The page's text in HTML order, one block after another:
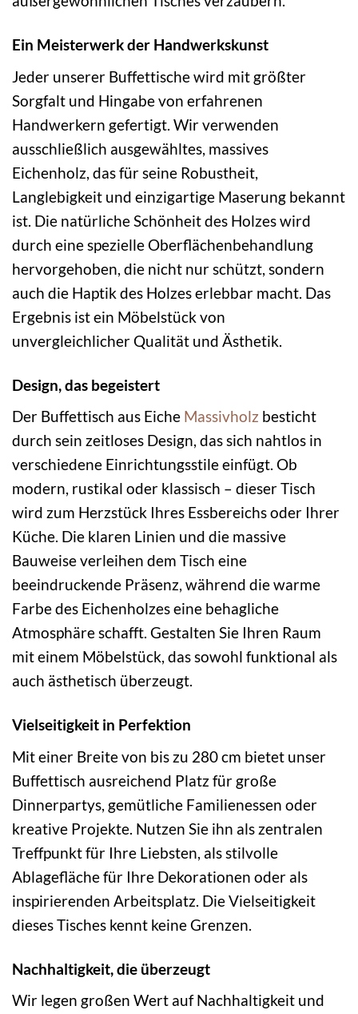
Ein Meisterwerk der Handwerkskunst
Jeder unserer Buffettische wird mit größter
Sorgfalt und Hingabe von erfahrenen
Handwerkern gefertigt. Wir verwenden
ausschließlich ausgewähltes, massives
Eichenholz, das für seine Robustheit,
Langlebigkeit und einzigartige Maserung bekannt
ist. Die natürliche Schönheit des Holzes wird
durch eine spezielle Oberflächenbehandlung
hervorgehoben, die nicht nur schützt, sondern
auch die Haptik des Holzes erlebbar macht. Das
Ergebnis ist ein Möbelstück von
unvergleichlicher Qualität und Ästhetik.
Design, das begeistert
Der Buffettisch aus Eiche Massivholz besticht
durch sein zeitloses Design, das sich nahtlos in
verschiedene Einrichtungsstile einfügt. Ob
modern, rustikal oder klassisch – dieser Tisch
wird zum Herzstück Ihres Essbereichs oder Ihrer
Küche. Die klaren Linien und die massive
Bauweise verleihen dem Tisch eine
beeindruckende Präsenz, während die warme
Farbe des Eichenholzes eine behagliche
Atmosphäre schafft. Gestalten Sie Ihren Raum
mit einem Möbelstück, das sowohl funktional als
auch ästhetisch überzeugt.
Vielseitigkeit in Perfektion
Mit einer Breite von bis zu 280 cm bietet unser
Buffettisch ausreichend Platz für große
Dinnerpartys, gemütliche Familienessen oder
kreative Projekte. Nutzen Sie ihn als zentralen
Treffpunkt für Ihre Liebsten, als stilvolle
Ablagefläche für Ihre Dekorationen oder als
inspirierenden Arbeitsplatz. Die Vielseitigkeit
dieses Tisches kennt keine Grenzen.
Nachhaltigkeit, die überzeugt
Wir legen großen Wert auf Nachhaltigkeit und